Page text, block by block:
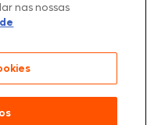
são válidos
nossos parceiros.
de estoque.
nas nossas